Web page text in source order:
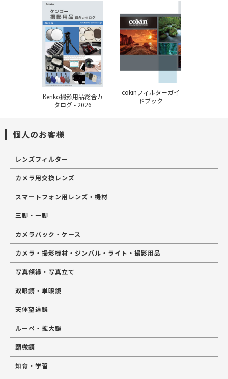
Kenko撮影用品総合カ
タログ - 2026
cokinフィルターガイ
ドブック
個人のお客様
レンズフィルター
カメラ用交換レンズ
スマートフォン用レンズ・機材
三脚・一脚
カメラバック・ケース
カメラ・撮影機材・ジンバル・ライト・撮影用品
写真額縁・写真立て
双眼鏡・単眼鏡
天体望遠鏡
ルーペ・拡大鏡
顕微鏡
知育・学習